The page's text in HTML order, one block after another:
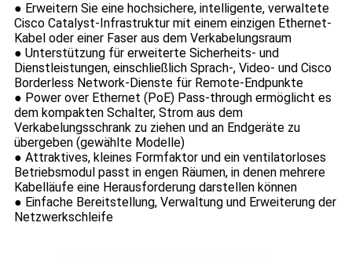
● Erweitern Sie eine hochsichere, intelligente, verwaltete
Cisco Catalyst-Infrastruktur mit einem einzigen Ethernet-
Kabel oder einer Faser aus dem Verkabelungsraum
● Unterstützung für erweiterte Sicherheits- und
Dienstleistungen, einschließlich Sprach-, Video- und Cisco
Borderless Network-Dienste für Remote-Endpunkte
● Power over Ethernet (PoE) Pass-through ermöglicht es
dem kompakten Schalter, Strom aus dem
Verkabelungsschrank zu ziehen und an Endgeräte zu
übergeben (gewählte Modelle)
● Attraktives, kleines Formfaktor und ein ventilatorloses
Betriebsmodul passt in engen Räumen, in denen mehrere
Kabelläufe eine Herausforderung darstellen können
● Einfache Bereitstellung, Verwaltung und Erweiterung der
Netzwerkschleife